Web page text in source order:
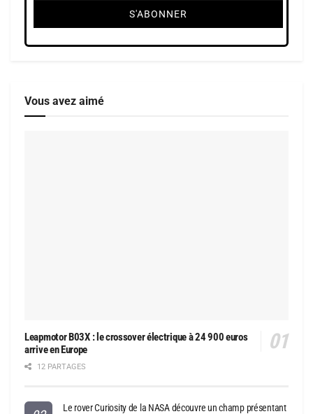
Vous avez aimé
Leapmotor B03X : le crossover électrique à 24 900 euros
arrive en Europe
12 PARTAGES
Le rover Curiosity de la NASA découvre un champ présentant